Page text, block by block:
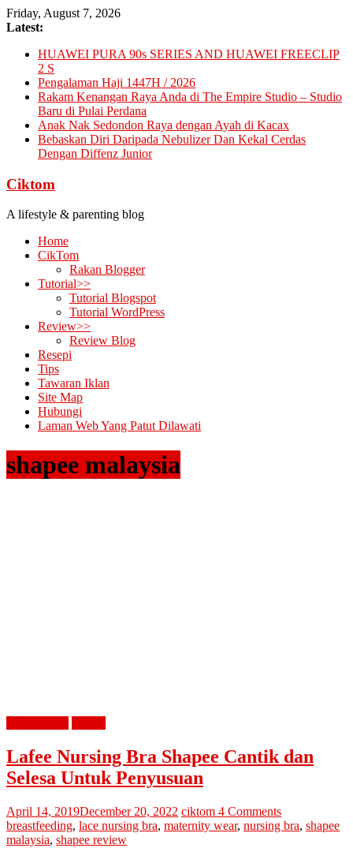
Skip
to
Friday, August 7, 2026
Latest:
HUAWEI PURA 90s SERIES AND HUAWEI FREECLIP
2 S
Pengalaman Haji 1447H / 2026
Rakam Kenangan Raya Anda di The Empire Studio – Studio
Baru di Pulai Perdana
Anak Nak Sedondon Raya dengan Ayah di Kacax
Bebaskan Diri Daripada Nebulizer Dan Kekal Cerdas
Dengan Diffenz Junior
Ciktom
A lifestyle & parenting blog
Home
CikTom
Rakan Blogger
Tutorial>>
Tutorial Blogspot
Tutorial WordPress
Review>>
Review Blog
Resepi
Tips
Tawaran Iklan
Site Map
Hubungi
Laman Web Yang Patut Dilawati
shapee malaysia
Lafee Nursing Bra Shapee Cantik dan
Selesa Untuk Penyusuan
April 14, 2019December 20, 2022 ciktom 4 Comments
breastfeeding, lace nursing bra, maternity wear, nursing bra, shapee
malaysia, shapee review